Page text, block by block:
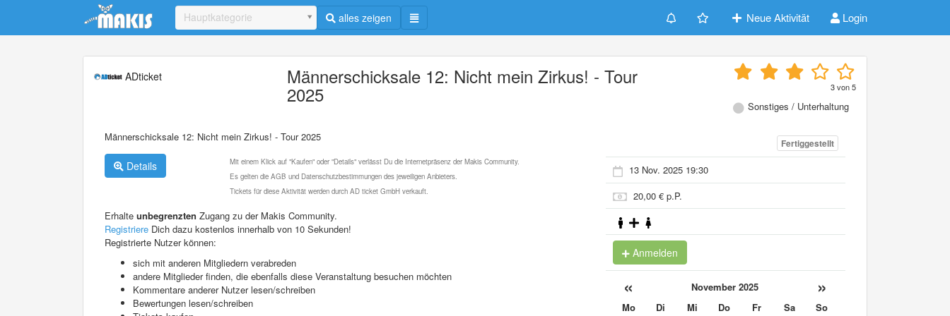
Update cookies preferences
Hauptkategorie alles zeigen Neue Aktivität Login
ADticket Männerschicksale 12: Nicht mein Zirkus! - Tour
2025 3von5
Sonstiges / Unterhaltung
Männerschicksale 12: Nicht mein Zirkus! - Tour 2025
Details
Mit einem Klick auf "Kaufen" oder "Details" verlässt Du die Internetpräsenz der Makis Community.
Es gelten die AGB und Datenschutzbestimmungen des jeweiligen Anbieters.
Tickets für diese Aktivität werden durch AD ticket GmbH verkauft.
Erhalte unbegrenzten Zugang zu der Makis Community.
Registriere Dich dazu kostenlos innerhalb von 10 Sekunden!
Registrierte Nutzer können:
sich mit anderen Mitgliedern verabreden
andere Mitglieder finden, die ebenfalls diese Veranstaltung besuchen möchten
Kommentare anderer Nutzer lesen/schreiben
Bewertungen lesen/schreiben
Fertiggestellt
13 Nov. 2025 19:30
20,00 € p.P.
Anmelden
« November 2025 »
Mo Di Mi Do Fr Sa
So